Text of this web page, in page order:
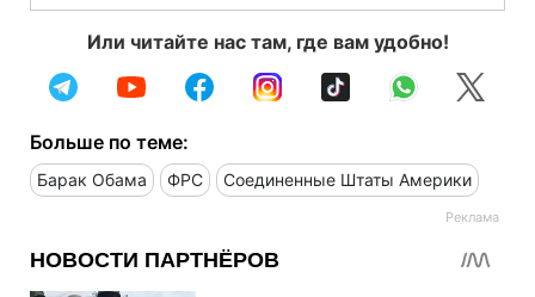
Или читайте нас там, где вам удобно!
Больше по теме:
Барак Обама ФРС Соединенные Штаты Америки